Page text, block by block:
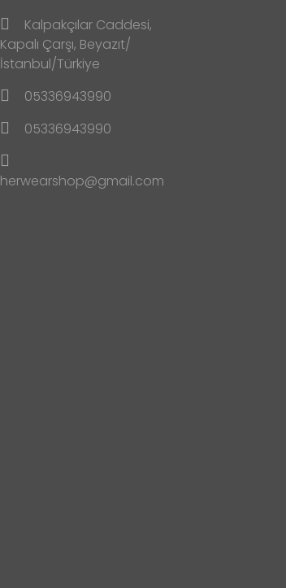
Kalpakçılar Caddesi,
Kapalı Çarşı, Beyazıt/
İstanbul/Türkiye
05336943990
05336943990
herwearshop@gmail.com